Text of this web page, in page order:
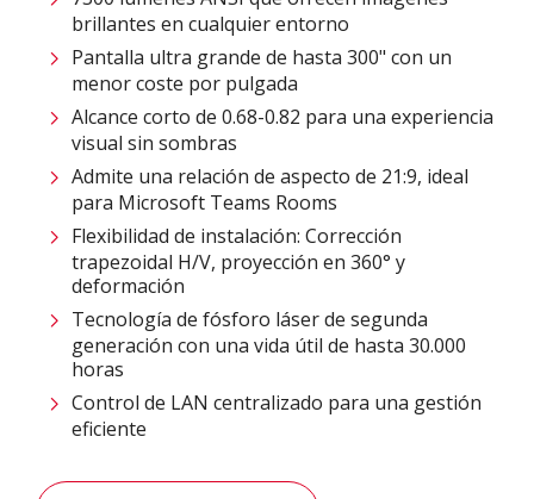
brillantes en cualquier entorno
Pantalla ultra grande de hasta 300" con un
menor coste por pulgada
Alcance corto de 0.68-0.82 para una experiencia
visual sin sombras
Admite una relación de aspecto de 21:9, ideal
para Microsoft Teams Rooms
Flexibilidad de instalación: Corrección
trapezoidal H/V, proyección en 360° y
deformación
Tecnología de fósforo láser de segunda
generación con una vida útil de hasta 30.000
horas
Control de LAN centralizado para una gestión
eficiente